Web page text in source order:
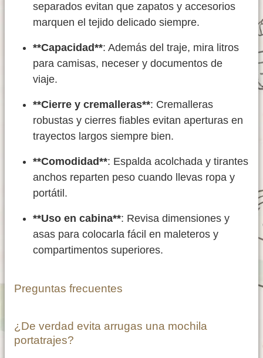
separados evitan que zapatos y accesorios
marquen el tejido delicado siempre.
**Capacidad**: Además del traje, mira litros
para camisas, neceser y documentos de
viaje.
**Cierre y cremalleras**: Cremalleras
robustas y cierres fiables evitan aperturas en
trayectos largos siempre bien.
**Comodidad**: Espalda acolchada y tirantes
anchos reparten peso cuando llevas ropa y
portátil.
**Uso en cabina**: Revisa dimensiones y
asas para colocarla fácil en maleteros y
compartimentos superiores.
Preguntas frecuentes
¿De verdad evita arrugas una mochila
portatrajes?